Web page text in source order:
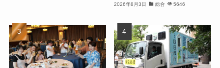
2026年8月3日 総合 5646